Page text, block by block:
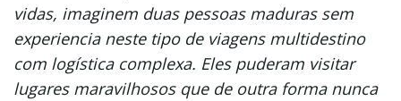
vidas, imaginem duas pessoas maduras sem
experiencia neste tipo de viagens multidestino
com logística complexa. Eles puderam visitar
lugares maravilhosos que de outra forma nunca